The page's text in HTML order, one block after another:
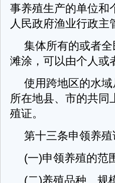
事养殖生产的单位和
人民政府渔业行政主
集体所有的或者
滩涂，可以由个人或
使用跨地区的水
所在地县、市的共同
殖证。
第十三条申领养殖
(一)申领养殖的范
(二)养殖品种、规